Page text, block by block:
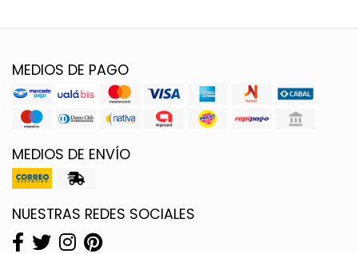
MEDIOS DE PAGO
MEDIOS DE ENVÍO
NUESTRAS REDES SOCIALES